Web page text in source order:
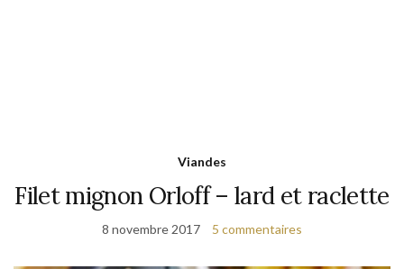
Viandes
Filet mignon Orloff – lard et raclette
8 novembre 2017 5 commentaires